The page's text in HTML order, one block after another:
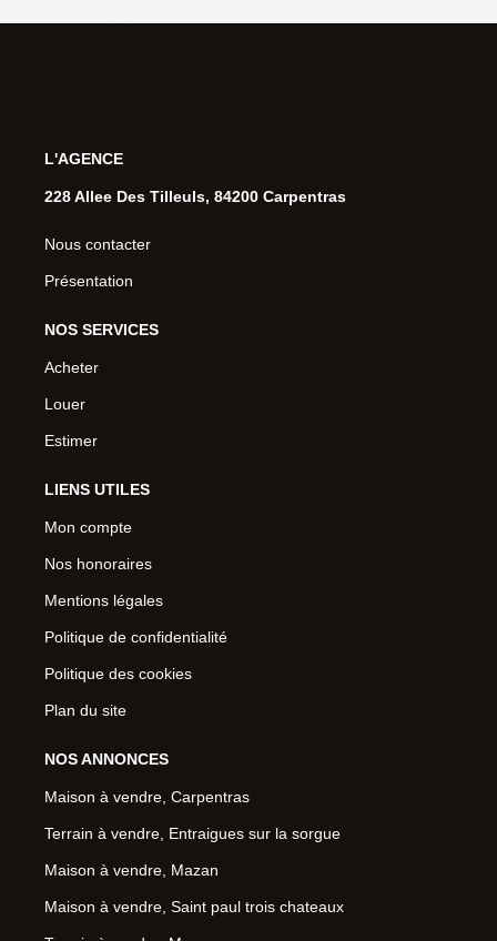
L'AGENCE
228 Allee Des Tilleuls, 84200 Carpentras
Nous contacter
Présentation
NOS SERVICES
Acheter
Louer
Estimer
LIENS UTILES
Mon compte
Nos honoraires
Mentions légales
Politique de confidentialité
Politique des cookies
Plan du site
NOS ANNONCES
Maison à vendre, Carpentras
Terrain à vendre, Entraigues sur la sorgue
Maison à vendre, Mazan
Maison à vendre, Saint paul trois chateaux